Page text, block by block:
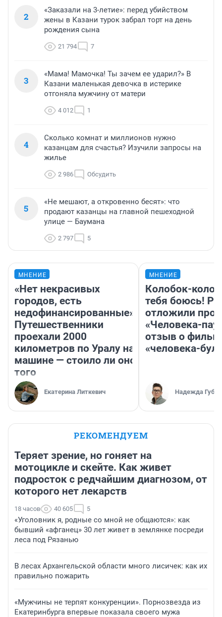
2
«Заказали на 3-летие»: перед убийством
жены в Казани турок забрал торт на день
рождения сына
21 794 7
3
«Мама! Мамочка! Ты зачем ее ударил?» В
Казани маленькая девочка в истерике
отгоняла мужчину от матери
4 012 1
4
Сколько комнат и миллионов нужно
казанцам для счастья? Изучили запросы на
жилье
2 986 Обсудить
5
«Не мешают, а откровенно бесят»: что
продают казанцы на главной пешеходной
улице — Баумана
2 797 5
МНЕНИЕ
«Нет некрасивых
городов, есть
недофинансированные».
Путешественники
проехали 2000
километров по Уралу на
машине — стоило ли оно
того
Екатерина Литкевич
МНЕНИЕ
Колобок-
тебя боюсь!
отложили
«Человека-
отзыв о
«человека-
Надежда
РЕКОМЕНДУЕМ
Теряет зрение, но гоняет на
мотоцикле и скейте. Как живет
подросток с редчайшим диагнозом, от
которого нет лекарств
18 часов 40 605 5
«Уголовник я, родные со мной не общаются»: как
бывший «афганец» 30 лет живет в землянке посреди
леса под Рязанью
В лесах Архангельской области много лисичек: как их
правильно пожарить
«Мужчины не терпят конкуренции». Порнозвезда из
Екатеринбурга впервые показала своего мужа